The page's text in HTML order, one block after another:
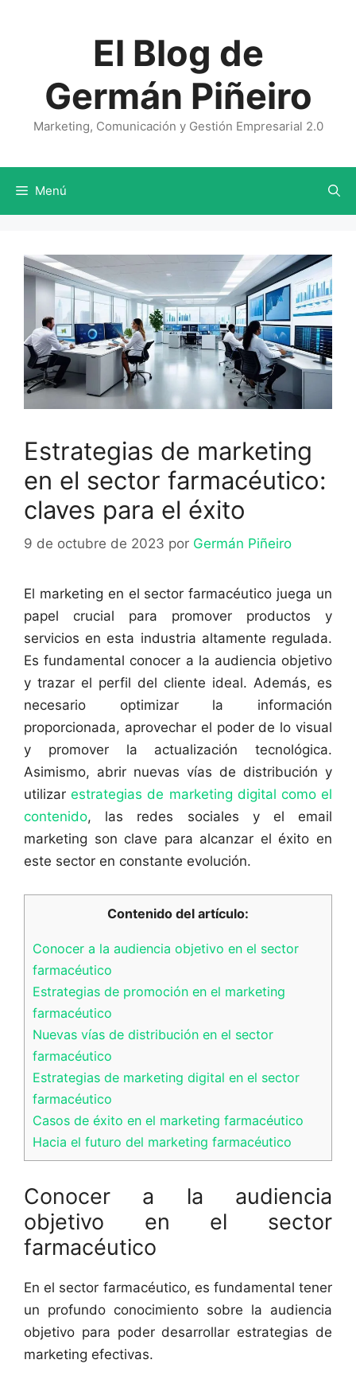
El Blog de
Germán Piñeiro
Marketing, Comunicación y Gestión Empresarial 2.0
Menú
Estrategias de marketing
en el sector farmacéutico:
claves para el éxito
9 de octubre de 2023 por Germán Piñeiro
El marketing en el sector farmacéutico juega un
papel crucial para promover productos y
servicios en esta industria altamente regulada.
Es fundamental conocer a la audiencia objetivo
y trazar el perfil del cliente ideal. Además, es
necesario optimizar la información
proporcionada, aprovechar el poder de lo visual
y promover la actualización tecnológica.
Asimismo, abrir nuevas vías de distribución y
utilizarestrategias de marketing digital como el
contenido, las redes sociales y el email
marketing son clave para alcanzar el éxito en
este sector en constante evolución.
Contenido del artículo:
Conocer a la audiencia objetivo en el sector
farmacéutico
Estrategias de promoción en el marketing
farmacéutico
Nuevas vías de distribución en el sector
farmacéutico
Estrategias de marketing digital en el sector
farmacéutico
Casos de éxito en el marketing farmacéutico
Hacia el futuro del marketing farmacéutico
Conocer a la audiencia
objetivo en el sector
farmacéutico
En el sector farmacéutico, es fundamental tener
un profundo conocimiento sobre la audiencia
objetivo para poder desarrollar estrategias de
marketing efectivas.